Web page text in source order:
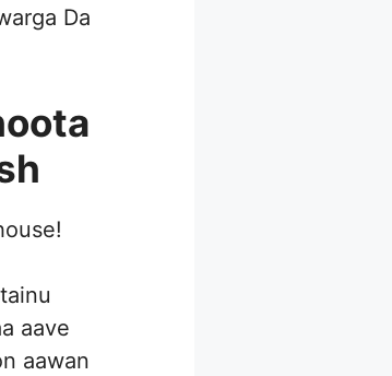
Da
aave
aawan